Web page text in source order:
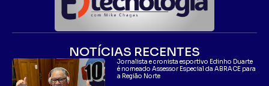
NOTÍCIAS RECENTES
Jornalista e cronista esportivo Edinho Duarte
é nomeado Assessor Especial da ABRACE para
a Região Norte